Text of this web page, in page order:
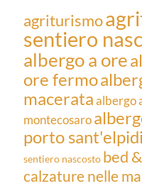
agriturismo
sentiero
albergo a ore
ore fermo
macerataalbergo
montecosaro
porto
sentiero nascosto bed
calzature nelle